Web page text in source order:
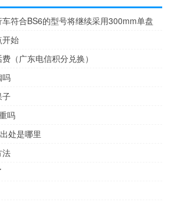
符合BS6的型号将继续采用300mm单盘
开始
（广东电信积分兑换）
吗
子
吗
处是哪里
法